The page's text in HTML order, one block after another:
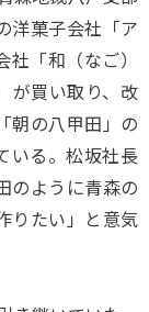
洋菓子会社「ア
「和（なご）
が買い取り、改
朝の八甲田」の
いる。松坂社長
のように青森の
りたい」と意気